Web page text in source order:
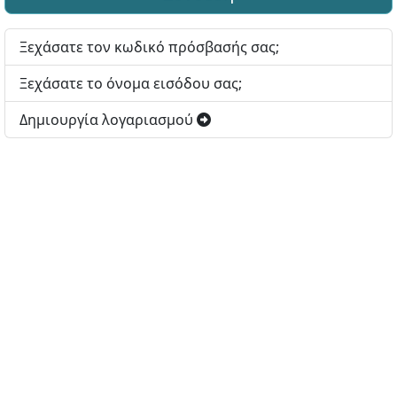
Ξεχάσατε τον κωδικό πρόσβασής σας;
Ξεχάσατε το όνομα εισόδου σας;
Δημιουργία λογαριασμού